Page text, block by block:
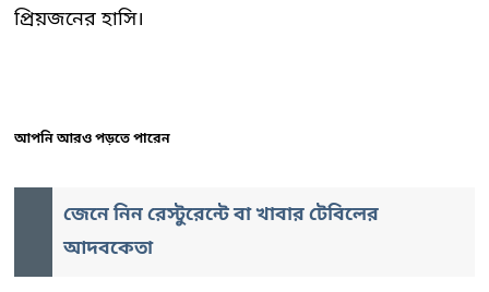
প্রিয়জনের হাসি।
আপনি আরও পড়তে পারেন
জেনে নিন রেস্টুরেন্টে বা খাবার টেবিলের
আদবকেতা